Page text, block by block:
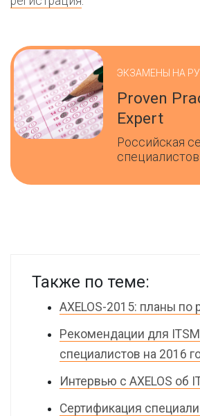
ЭКЗАМЕНЫ НА
Proven
Expert
Российская
Также по теме:
AXELOS-2015: планы по
Рекомендации для
специалистов на 2016
Интервью с AXELOS об
Сертификация